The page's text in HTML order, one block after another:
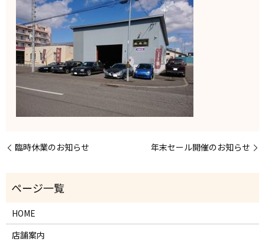
臨時休業のお知らせ 年末セール開催のお知らせ
HOME
店舗案内